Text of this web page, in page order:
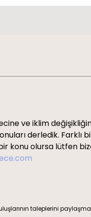
ve iklim
derledik. Farklı
konu olursa lütfen
taleplerini